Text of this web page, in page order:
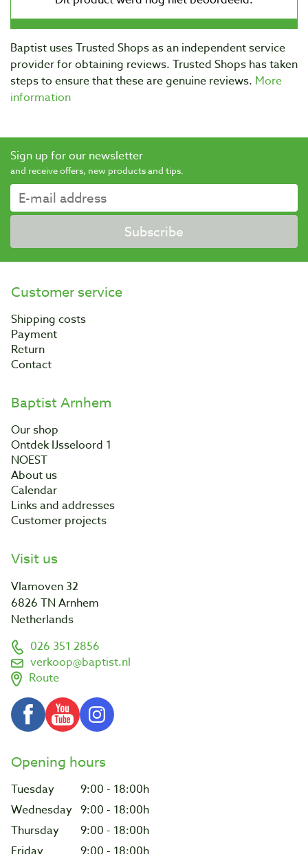
Baptist uses Trusted Shops as an independent service
provider for obtaining reviews. Trusted Shops has taken
steps to ensure that these are genuine reviews. More
information
Sign up for our newsletter
and receive offers, new products and tips.
Subscribe
Customer service
Shipping costs
Payment
Return
Contact
Baptist Arnhem
Our shop
Ontdek IJsseloord 1
NOEST
About us
Calendar
Links and addresses
Customer projects
Visit us
Vlamoven 32
6826 TN Arnhem
Netherlands
026 351 2856
verkoop@baptist.nl
Route
Opening hours
Tuesday
9:00 - 18:00h
Wednesday 9:00 - 18:00h
Thursday
9:00 - 18:00h